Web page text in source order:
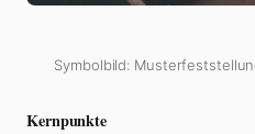
Symbolbild:
Kernpunkte